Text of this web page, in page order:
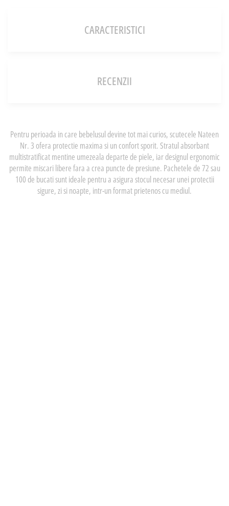
CARACTERISTICI
RECENZII
Pentru perioada in care bebelusul devine tot mai curios, scutecele Nateen
Nr. 3 ofera protectie maxima si un confort sporit. Stratul absorbant
multistratificat mentine umezeala departe de piele, iar designul ergonomic
permite miscari libere fara a crea puncte de presiune. Pachetele de 72 sau
100 de bucati sunt ideale pentru a asigura stocul necesar unei protectii
sigure, zi si noapte, intr-un format prietenos cu mediul.